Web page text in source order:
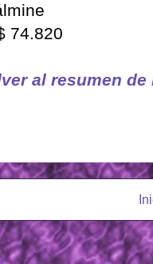
74.820
al resumen